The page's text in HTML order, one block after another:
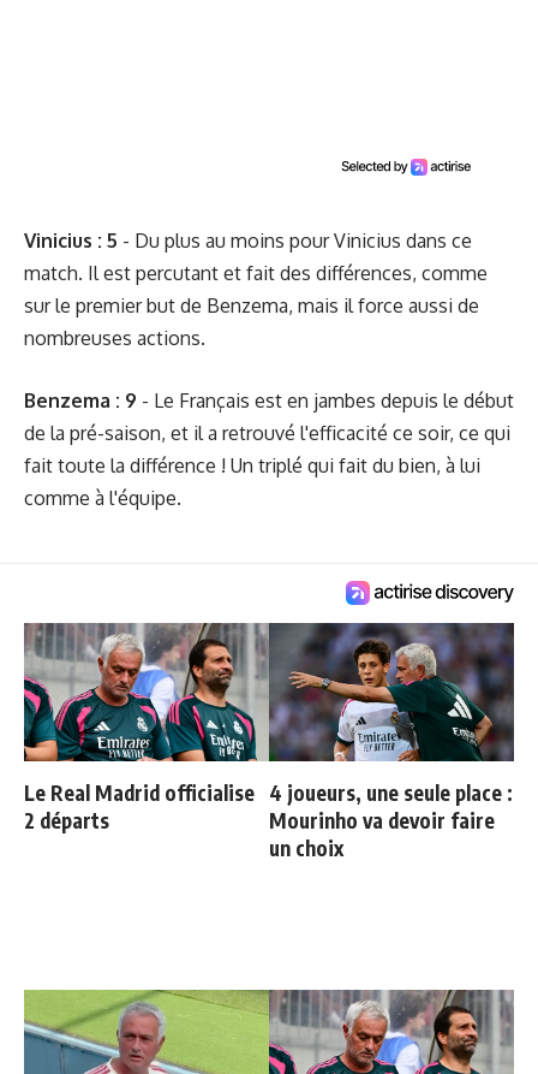
Vinicius : 5 - Du plus au moins pour Vinicius dans ce
match. Il est percutant et fait des différences, comme
sur le premier but de Benzema, mais il force aussi de
nombreuses actions.
Benzema : 9 - Le Français est en jambes depuis le début
de la pré-saison, et il a retrouvé l'efficacité ce soir, ce qui
fait toute la différence ! Un triplé qui fait du bien, à lui
comme à l'équipe.
Le Real Madrid officialise
2 départs
4 joueurs, une seule place :
Mourinho va devoir faire
un choix